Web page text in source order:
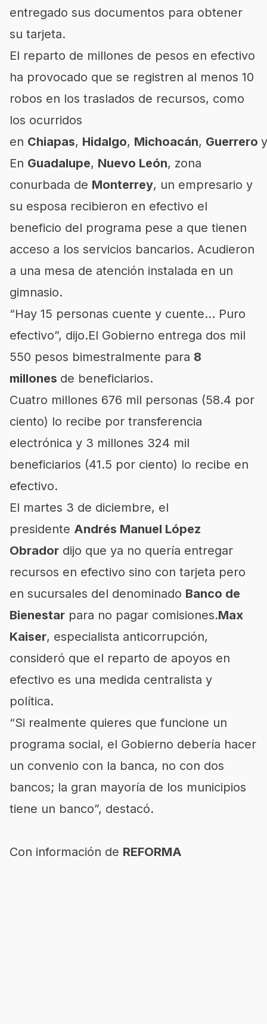
entregado sus documentos para obtener
su tarjeta.
El reparto de millones de pesos en efectivo
ha provocado que se registren al menos 10
robos en los traslados de recursos, como
los ocurridos
en Chiapas, Hidalgo, Michoacán, Guerrero
En Guadalupe, Nuevo León, zona
conurbada de Monterrey, un empresario y
su esposa recibieron en efectivo el
beneficio del programa pese a que tienen
acceso a los servicios bancarios. Acudieron
a una mesa de atención instalada en un
gimnasio.
“Hay 15 personas cuente y cuente… Puro
efectivo”, dijo.El Gobierno entrega dos mil
550 pesos bimestralmente para 8
millones de beneficiarios.
Cuatro millones 676 mil personas (58.4 por
ciento) lo recibe por transferencia
electrónica y 3 millones 324 mil
beneficiarios (41.5 por ciento) lo recibe en
efectivo.
El martes 3 de diciembre, el
presidente Andrés Manuel López
Obrador dijo que ya no quería entregar
recursos en efectivo sino con tarjeta pero
en sucursales del denominado Banco de
Bienestar para no pagar comisiones.Max
Kaiser, especialista anticorrupción,
consideró que el reparto de apoyos en
efectivo es una medida centralista y
política.
“Si realmente quieres que funcione un
programa social, el Gobierno debería hacer
un convenio con la banca, no con dos
bancos; la gran mayoría de los municipios
tiene un banco”, destacó.
Con información de REFORMA